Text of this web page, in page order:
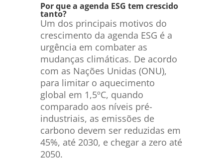
Por que a agenda ESG tem crescido
tanto?
Um dos principais motivos do
crescimento da agenda ESG é a
urgência em combater as
mudanças climáticas. De acordo
com as Nações Unidas (ONU),
para limitar o aquecimento
global em 1,5ºC, quando
comparado aos níveis pré-
industriais, as emissões de
carbono devem ser reduzidas em
45%, até 2030, e chegar a zero até
2050.